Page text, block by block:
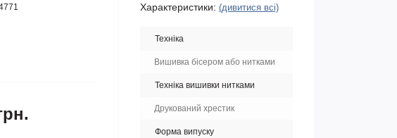
Характеристики: (дивитися всі)
Техніка
Вишивка бісером або нитками
Техніка вишивки нитками
Друкований хрестик
Форма випуску